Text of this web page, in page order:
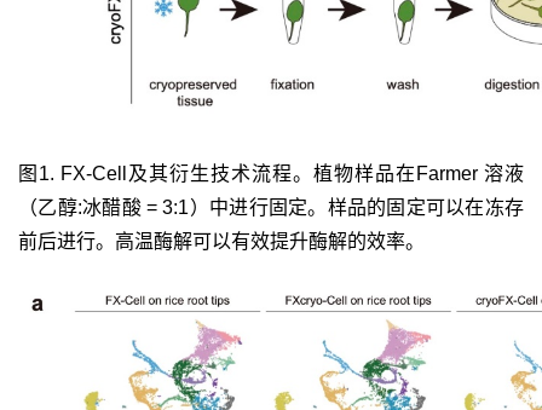
图 1. FX-Cell 及其衍生技术流程。植物样品在 Farmer 溶液
（乙醇:冰醋酸= 3:1）中进行固定。样品的固定可以在冻存
前后进行。高温酶解可以有效提升酶解的效率。